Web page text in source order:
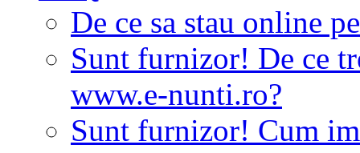
De ce sa stau online
Sunt furnizor! De ce
www.e-nunti.ro?
Sunt furnizor! Cum